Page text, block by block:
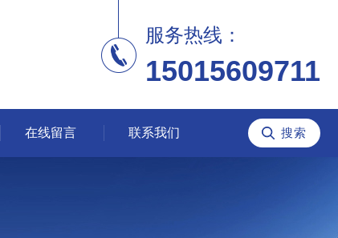
服务热线：
15015609711
在线留言 联系我们